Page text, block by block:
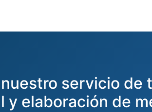
servicio de
y elaboración de